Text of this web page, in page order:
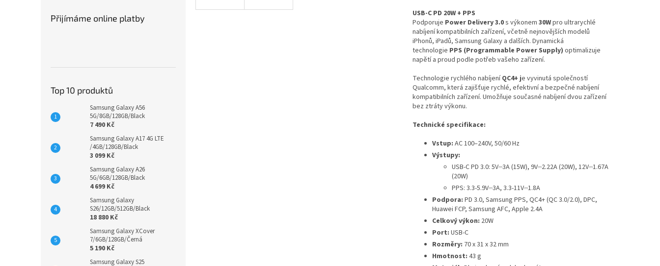
Přijímáme online platby
Top 10 produktů
Samsung Galaxy A56
5G/8GB/128GB/Black
7 490 Kč
Samsung Galaxy A17 4G LTE
/4GB/128GB/Black
3 099 Kč
Samsung Galaxy A26
5G/6GB/128GB/Black
4 699 Kč
Samsung Galaxy
S26/12GB/512GB/Black
18 880 Kč
Samsung Galaxy XCover
7/6GB/128GB/Černá
5 190 Kč
Samsung Galaxy S25
USB-C PD 20W + PPS
Podporuje Power Delivery 3.0s výkonem 30Wpro ultrarychlé
nabíjení kompatibilních zařízení, včetně nejnovějších modelů
iPhonů, iPadů, Samsung Galaxy a dalších. Dynamická
technologie PPS (Programmable Power Supply) optimalizuje
napětí a proud podle potřeb vašeho zařízení.
Technologie rychlého nabíjení QC4+ je vyvinutá společností
Qualcomm, která zajišťuje rychlé, efektivní a bezpečné nabíjení
kompatibilních zařízení. Umožňuje současné nabíjení dvou zařízení
bez ztráty výkonu.
Technické specifikace:
Vstup: AC 100–240V, 50/60 Hz
Výstupy:
USB-C PD 3.0: 5V⎓3A (15W), 9V⎓2.22A (20W), 12V⎓1.67A
(20W)
PPS: 3.3-5.9V⎓3A, 3.3-11V⎓1.8A
Podpora: PD 3.0, Samsung PPS, QC4+ (QC 3.0/2.0), DPC,
Huawei FCP, Samsung AFC, Apple 2.4A
Celkový výkon: 20W
Port: USB-C
Rozměry: 70 x 31 x 32 mm
Hmotnost: 43 g